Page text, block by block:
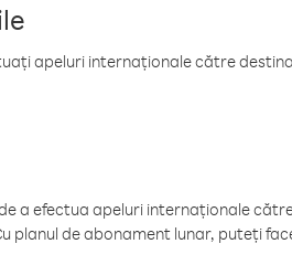
apeluri internaționale către
a efectua apeluri internaționale
planul de abonament lunar, puteți